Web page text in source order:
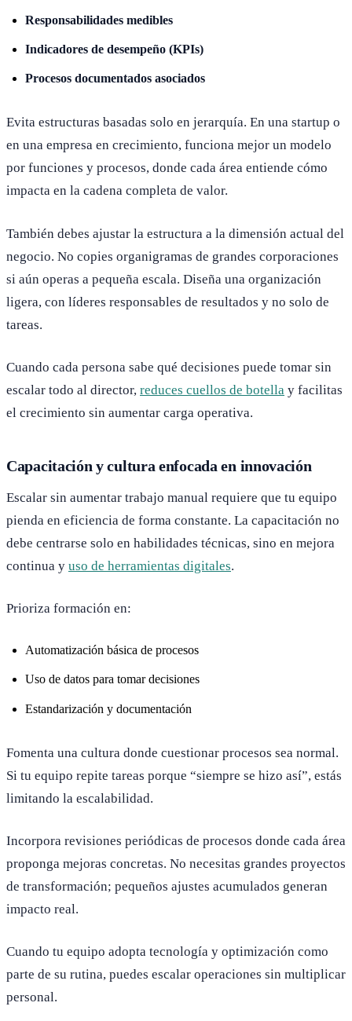
Responsabilidades medibles
Indicadores de desempeño (KPIs)
Procesos documentados asociados
Evita estructuras basadas solo en jerarquía. En una startup o
en una empresa en crecimiento, funciona mejor un modelo
por funciones y procesos, donde cada área entiende cómo
impacta en la cadena completa de valor.
También debes ajustar la estructura a la dimensión actual del
negocio. No copies organigramas de grandes corporaciones
si aún operas a pequeña escala. Diseña una organización
ligera, con líderes responsables de resultados y no solo de
tareas.
Cuando cada persona sabe qué decisiones puede tomar sin
escalar todo al director, reduces cuellos de botella y facilitas
el crecimiento sin aumentar carga operativa.
Capacitación y cultura enfocada en innovación
Escalar sin aumentar trabajo manual requiere que tu equipo
pienda en eficiencia de forma constante. La capacitación no
debe centrarse solo en habilidades técnicas, sino en mejora
continua y uso de herramientas digitales.
Prioriza formación en:
Automatización básica de procesos
Uso de datos para tomar decisiones
Estandarización y documentación
Fomenta una cultura donde cuestionar procesos sea normal.
Si tu equipo repite tareas porque “siempre se hizo así”, estás
limitando la escalabilidad.
Incorpora revisiones periódicas de procesos donde cada área
proponga mejoras concretas. No necesitas grandes proyectos
de transformación; pequeños ajustes acumulados generan
impacto real.
Cuando tu equipo adopta tecnología y optimización como
parte de su rutina, puedes escalar operaciones sin multiplicar
personal.